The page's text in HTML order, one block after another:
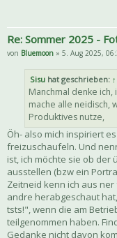
Re: Sommer 2025 -
von Bluemoon » 5. Aug 2025,
Sisu hat geschrieben: ↑
Manchmal denke
mache alle neidisch,
Produktives nutze,
Öh- also mich inspiriert
freizuschaufeln. Und
ist, ich möchte sie ob der
ausstellen (bzw ein
Zeitneid kenn ich aus
andre herabgeschaut
tsts!", wenn die am
teilgenommen haben.
Gedanke nicht davon